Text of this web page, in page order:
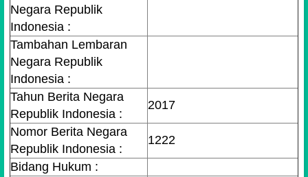
Negara Republik
Indonesia :
Tambahan Lembaran
Negara Republik
Indonesia :
Tahun Berita Negara
Republik Indonesia :
2017
Nomor Berita Negara
Republik Indonesia :
1222
Bidang Hukum :